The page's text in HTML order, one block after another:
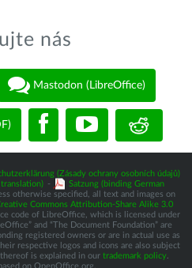
nás
Mastodon (LibreOffice)
(Zásady ochrany osobních údajů)
-
Satzung (binding German
otherwise specified, all text and images on
Commons Attribution-Share Alike 3.0
code of LibreOffice, which is licensed under
and “The Document Foundation” are
registered owners or are in actual use as
respective logos and icons are also subject
is explained in our trademark policy
on OpenOffice.org.